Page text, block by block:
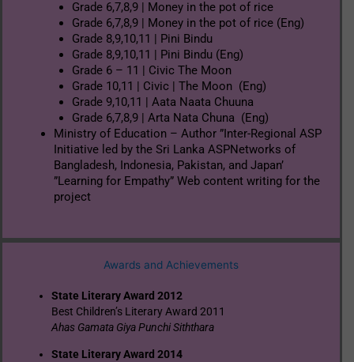
Grade 6,7,8,9 | Money in the pot of rice
Grade 6,7,8,9 | Money in the pot of rice (Eng)
Grade 8,9,10,11 | Pini Bindu
Grade 8,9,10,11 | Pini Bindu (Eng)
Grade 6 – 11 | Civic The Moon
Grade 10,11 | Civic | The Moon (Eng)
Grade 9,10,11 | Aata Naata Chuuna
Grade 6,7,8,9 | Arta Nata Chuna (Eng)
Ministry of Education – Author ”Inter-Regional ASP
Initiative led by the Sri Lanka ASPNetworks of
Bangladesh, Indonesia, Pakistan, and Japan’
”Learning for Empathy” Web content writing for the
project
Awards and Achievements
State Literary Award 2012
Best Children’s Literary Award 2011
Ahas Gamata Giya Punchi Siththara
State Literary Award 2014